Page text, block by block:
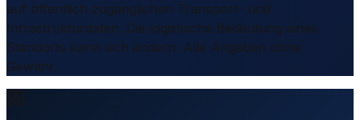
auf öffentlich zugänglichen Transport- und
Infrastrukturdaten. Die logistische Bedeutung eines
Standorts kann sich ändern. Alle Angaben ohne
Gewähr.